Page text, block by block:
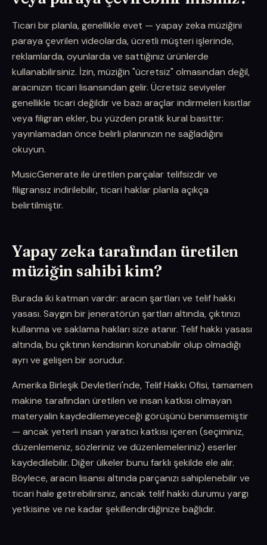
Ticari bir planla, genellikle evet — yapay zeka müziğini
paraya çevrilen videolarda, ücretli müşteri işlerinde,
reklamlarda, oyunlarda ve sattığınız ürünlerde
kullanabilirsiniz. İzin, müziğin "ücretsiz" olmasından değil,
aracınızın ticari lisansından gelir. Ücretsiz seviyeler
genellikle ticari değildir ve bazı araçlar indirmeleri kısıtlar
veya filigran ekler, bu yüzden pratik kural basittir:
yayınlamadan önce belirli planınızın ne sağladığını
okuyun.
MusicGenerate ile üretilen parçalar telifsizdir ve
filigransız indirilebilir, ticari haklar planla açıkça
belirtilmiştir.
Yapay zeka tarafından üretilen
müziğin sahibi kim?
Burada iki katman vardır: aracın şartları ve telif hakkı
yasası. Saygın bir jeneratörün şartları altında, çıktınızı
kullanma ve saklama hakları size atanır. Telif hakkı yasası
altında, bu çıktının kendisinin korunabilir olup olmadığı
ayrı ve gelişen bir sorudur.
Amerika Birleşik Devletleri'nde, Telif Hakkı Ofisi, tamamen
makine tarafından üretilen ve insan katkısı olmayan
materyalin kaydedilemeyeceği görüşünü benimsemiştir
— ancak yeterli insan yaratıcı katkısı içeren (seçiminiz,
düzenlemeniz, sözleriniz ve düzenlemeleriniz) eserler
kaydedilebilir. Diğer ülkeler bunu farklı şekilde ele alır.
Böylece, aracın lisansı altında parçanızı sahiplenebilir ve
ticari hale getirebilirsiniz, ancak telif hakkı durumu yargı
yetkisine ve ne kadar şekillendirdiğinize bağlıdır.